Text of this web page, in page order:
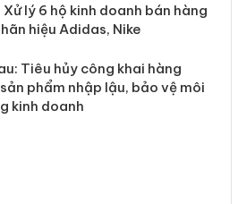
Xử lý 6 hộ kinh doanh bán
mạo nhãn hiệu Adidas, Nike